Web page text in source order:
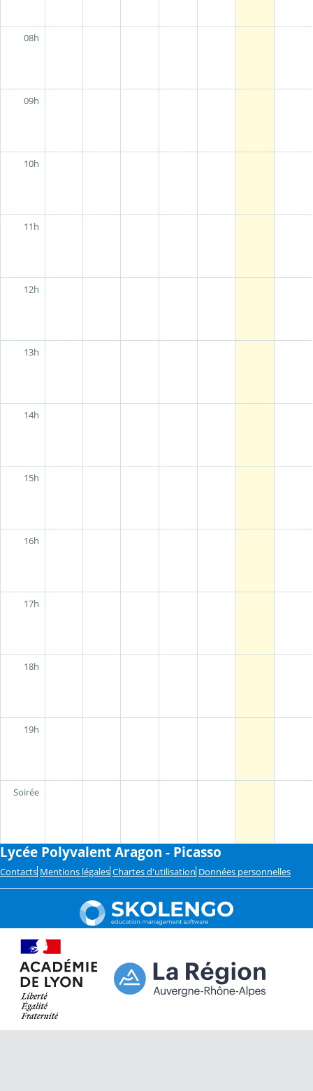
08h
09h
10h
11h
12h
13h
14h
15h
16h
17h
18h
19h
Soirée
Lycée Polyvalent Aragon - Picasso
Contacts Mentions légales Chartes d'utilisation Données personnelles